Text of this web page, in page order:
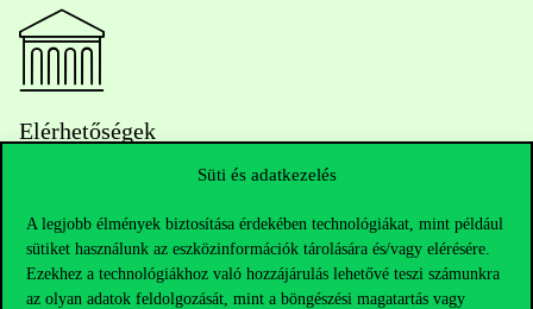
Süti és adatkezelés
A legjobb élmények biztosítása érdekében technológiákat, mint például
sütiket használunk az eszközinformációk tárolására és/vagy elérésére.
Ezekhez a technológiákhoz való hozzájárulás lehetővé teszi számunkra
az olyan adatok feldolgozását, mint a böngészési magatartás vagy
Elérhetőségek
Telefonszám:+36 1 482 5000
Kérdésed van a felvételivel kapcsolatban?